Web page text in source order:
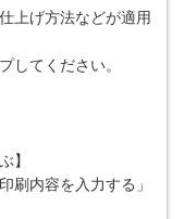
上げ方法などが適用
してください。
】
刷内容を入力する」